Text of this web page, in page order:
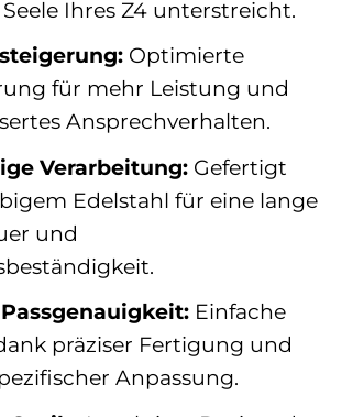
Ihres Z4 unterstreicht.
Optimierte
für mehr Leistung und
Ansprechverhalten.
Verarbeitung:Gefertigt
Edelstahl für eine lange
und
Einfache
präziser Fertigung und
Anpassung.